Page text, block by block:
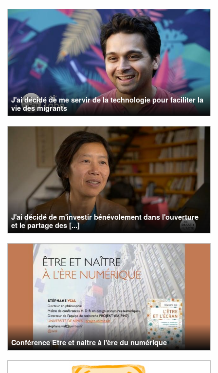
J'ai décidé de me servir de la technologie pour faciliter la
vie des migrants
J'ai décidé de m'investir bénévolement dans l'ouverture
et le partage des [...]
Conférence Etre et naitre à l'ère du numérique